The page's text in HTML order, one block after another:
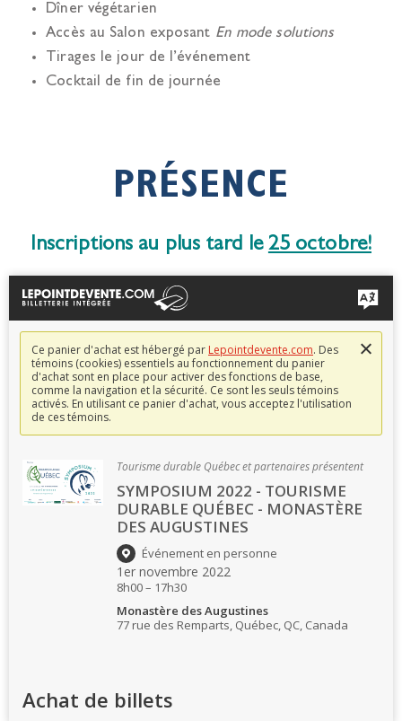
Dîner végétarien
Accès au Salon exposant En mode solutions
Tirages le jour de l’événement
Cocktail de fin de journée
PRÉSENCE
Inscriptions au plus tard le 25 octobre!